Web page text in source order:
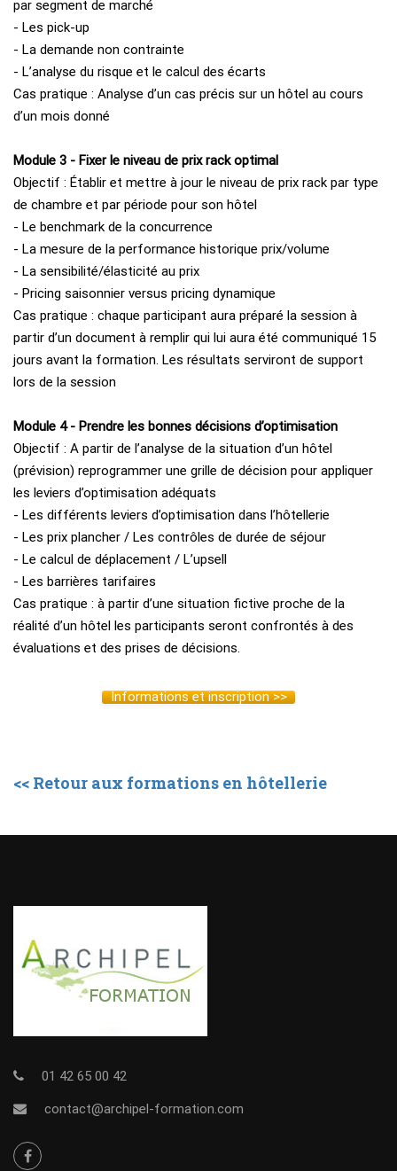
par segment de marché
- Les pick-up
- La demande non contrainte
- L’analyse du risque et le calcul des écarts
Cas pratique : Analyse d’un cas précis sur un hôtel au cours
d’un mois donné
Module 3 - Fixer le niveau de prix rack optimal
Objectif : Établir et mettre à jour le niveau de prix rack par type
de chambre et par période pour son hôtel
- Le benchmark de la concurrence
- La mesure de la performance historique prix/volume
- La sensibilité/élasticité au prix
- Pricing saisonnier versus pricing dynamique
Cas pratique : chaque participant aura préparé la session à
partir d’un document à remplir qui lui aura été communiqué 15
jours avant la formation. Les résultats serviront de support
lors de la session
Module 4 - Prendre les bonnes décisions d’optimisation
Objectif : A partir de l’analyse de la situation d’un hôtel
(prévision) reprogrammer une grille de décision pour appliquer
les leviers d’optimisation adéquats
- Les différents leviers d’optimisation dans l’hôtellerie
- Les prix plancher / Les contrôles de durée de séjour
- Le calcul de déplacement / L’upsell
- Les barrières tarifaires
Cas pratique : à partir d’une situation fictive proche de la
réalité d’un hôtel les participants seront confrontés à des
évaluations et des prises de décisions.
Informations et inscription >>
<< Retour aux formations en hôtellerie
01 42 65 00 42
contact@archipel-formation.com